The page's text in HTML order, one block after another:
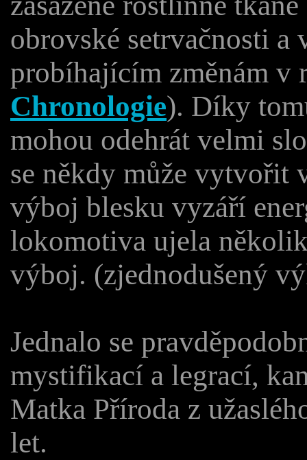
obrovské setrvačnosti
probíhajícím změnám v
Chronologie). Díky
mohou odehrát velmi
se někdy může vytvořit
výboj blesku vyzáří
lokomotiva ujela
výboj. (zjednodušený
Jednalo se
mystifikací a legrací,
Matka Příroda z
let.